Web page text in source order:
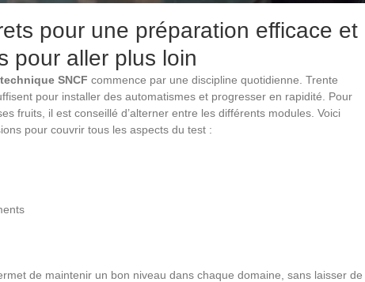
pour une préparation efficace et
pour aller plus loin
SNCF commence par une discipline quotidienne. Trente
pour installer des automatismes et progresser en rapidité. Pour
fruits, il est conseillé d’alterner entre les différents modules. Voici
pour couvrir tous les aspects du test :
de maintenir un bon niveau dans chaque domaine, sans laisser de